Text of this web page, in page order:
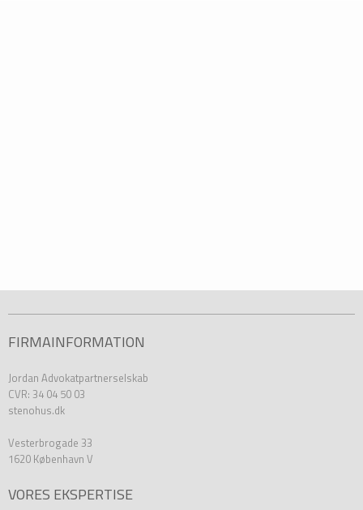
FIRMAINFORMATION
Jordan Advokatpartnerselskab
CVR: 34 04 50 03
stenohus.dk
Vesterbrogade 33
1620 København V
VORES EKSPERTISE